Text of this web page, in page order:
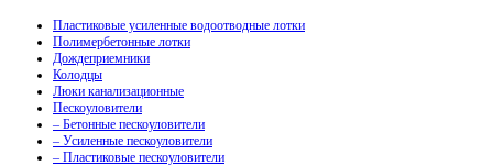
Пластиковые усиленные водоотводные лотки
Полимербетонные лотки
Дождеприемники
Колодцы
Люки канализационные
Пескоуловители
– Бетонные пескоуловители
– Усиленные пескоуловители
– Пластиковые пескоуловители